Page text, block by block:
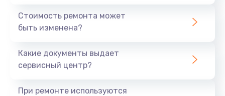
Стоимость ремонта может
быть изменена?
Какие документы выдает
сервисный центр?
При ремонте используются